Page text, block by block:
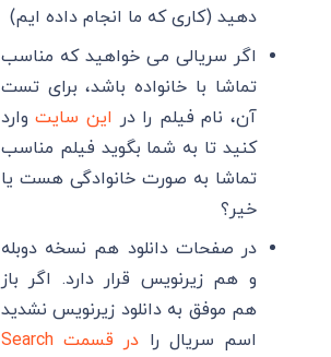
دهید (کاری که ما انجام داده ایم)
اگر سریالی می خواهید که مناسب
تماشا با خانواده باشد، برای تست
آن، نام فیلم را در این سایتوارد
کنید تا به شما بگوید فیلم مناسب
تماشا به صورت خانوادگی هست یا
خیر؟
در صفحات دانلود هم نسخه دوبله
و هم زیرنویس قرار دارد. اگر باز
هم موفق به دانلود زیرنویس نشدید
اسم سریال را
در قسمت Search